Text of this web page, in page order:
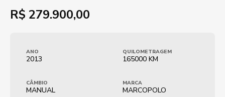
R$ 279.900,00
ANO
2013
QUILOMETRAGEM
165000 KM
CÂMBIO
MANUAL
MARCA
MARCOPOLO